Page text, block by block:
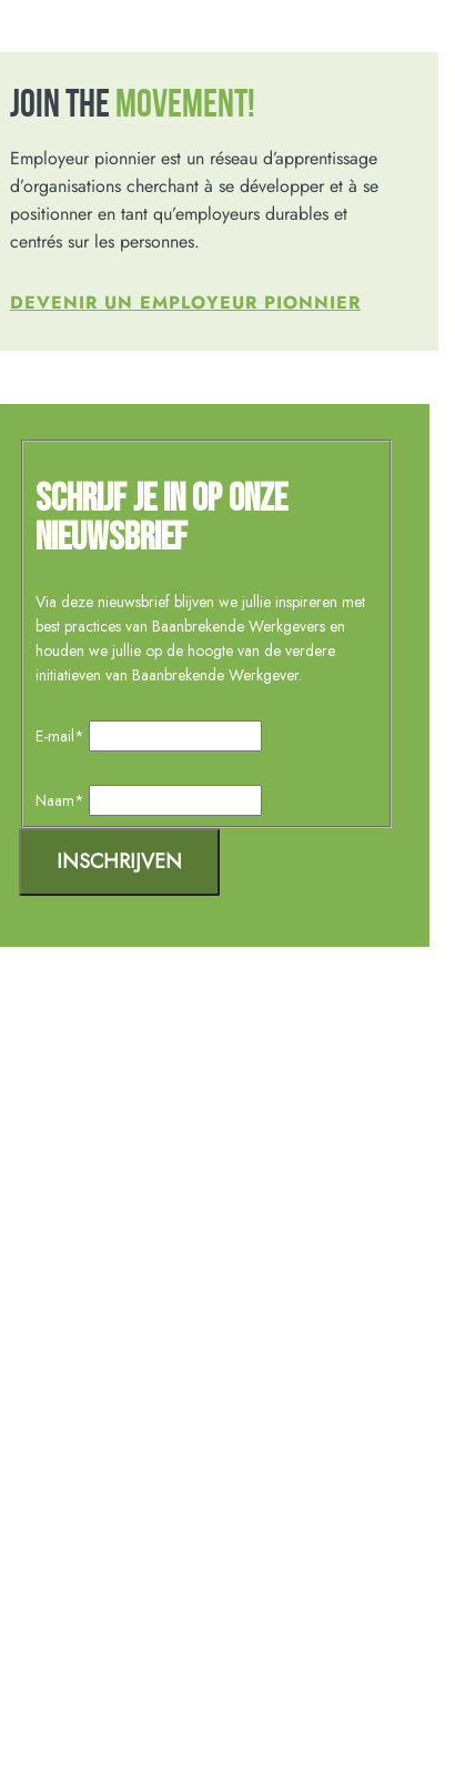
JOIN THE MOVEMENT!
Employeur pionnier est un réseau d’apprentissage
d’organisations cherchant à se développer et à se
positionner en tant qu’employeurs durables et
centrés sur les personnes.
DEVENIR UN EMPLOYEUR PIONNIER